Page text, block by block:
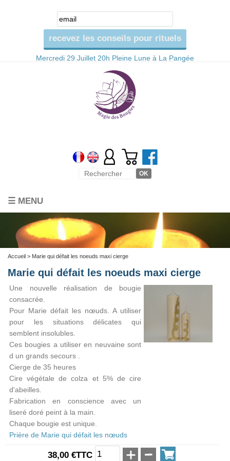
Mercredi 29 Juillet 20h Pleine Lune à La Pangée
☰ MENU
Accueil > Marie qui défait les noeuds maxi cierge
Marie qui défait les noeuds maxi cierge
Une nouvelle réalisation de bougie
consacrée.
Pour Marie défait les nœuds. A utiliser
pour les situations délicates qui
semblent insolubles.
Ces bougies a utiliser en neuvaine sont
d un grands secours .
Cierge de 35 heures
Cire végétale de colza et 5% de cire
d'abeilles.
Fabrication en conscience avec un
liseré doré peint à la main.
Chaque bougie est unique.
Prière de Marie qui défait les nœuds
38,00 €TTC